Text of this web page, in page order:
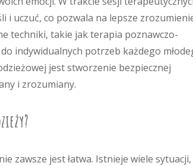
i uczuć, co pozwala na lepsze
techniki, takie jak terapia poznawczo-
indywidualnych potrzeb każdego
jest stworzenie bezpiecznej
i zrozumiany.
zawsze jest łatwa. Istnieje wiele sytuacji,